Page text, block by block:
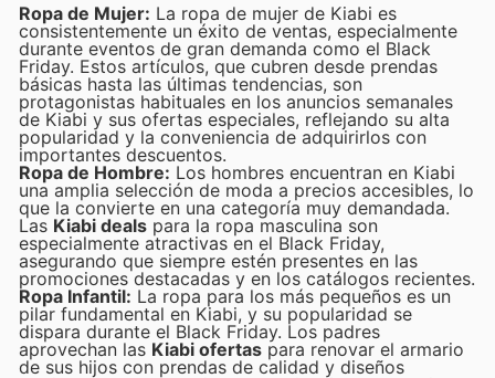
Ropa de Mujer: La ropa de mujer de Kiabi es
consistentemente un éxito de ventas, especialmente
durante eventos de gran demanda como el Black
Friday. Estos artículos, que cubren desde prendas
básicas hasta las últimas tendencias, son
protagonistas habituales en los anuncios semanales
de Kiabi y sus ofertas especiales, reflejando su alta
popularidad y la conveniencia de adquirirlos con
importantes descuentos.
Ropa de Hombre: Los hombres encuentran en Kiabi
una amplia selección de moda a precios accesibles, lo
que la convierte en una categoría muy demandada.
Las Kiabi deals para la ropa masculina son
especialmente atractivas en el Black Friday,
asegurando que siempre estén presentes en las
promociones destacadas y en los catálogos recientes.
Ropa Infantil: La ropa para los más pequeños es un
pilar fundamental en Kiabi, y su popularidad se
dispara durante el Black Friday. Los padres
aprovechan las Kiabi ofertas para renovar el armario
de sus hijos con prendas de calidad y diseños